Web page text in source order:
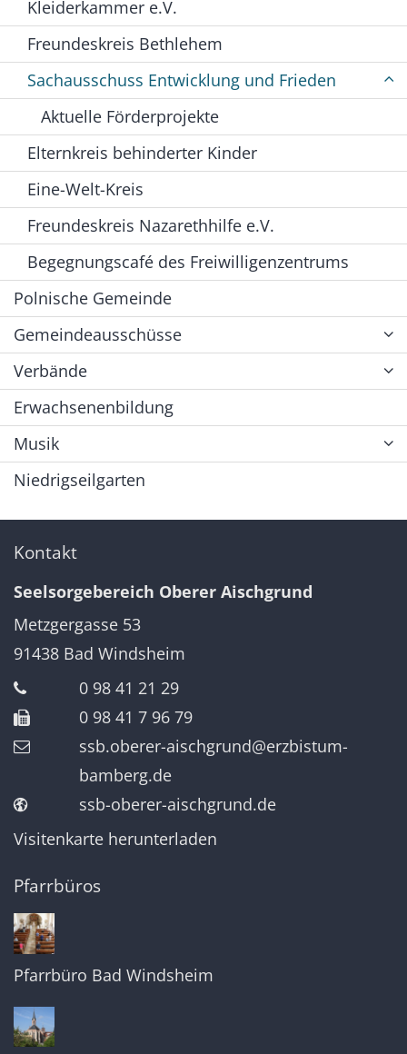
Kleiderkammer e.V.
Freundeskreis Bethlehem
Sachausschuss Entwicklung und Frieden
Aktuelle Förderprojekte
Elternkreis behinderter Kinder
Eine-Welt-Kreis
Freundeskreis Nazarethhilfe e.V.
Begegnungscafé des Freiwilligenzentrums
Polnische Gemeinde
Gemeindeausschüsse
Verbände
Erwachsenenbildung
Musik
Niedrigseilgarten
Kontakt
Seelsorgebereich Oberer Aischgrund
Metzgergasse 53
91438 Bad Windsheim
0 98 41 21 29
0 98 41 7 96 79
ssb.oberer-aischgrund@erzbistum-
bamberg.de
ssb-oberer-aischgrund.de
Visitenkarte herunterladen
Pfarrbüros
Pfarrbüro Bad Windsheim